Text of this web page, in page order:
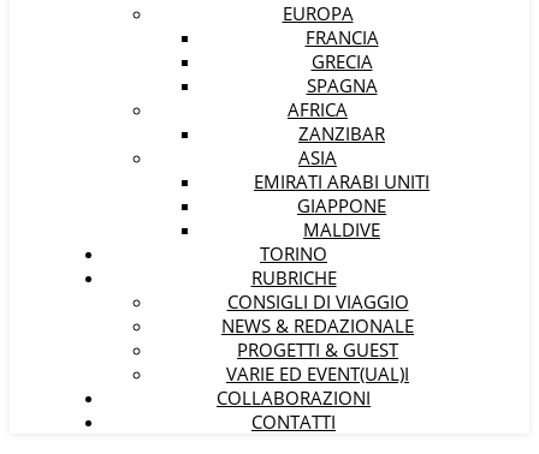
EUROPA
FRANCIA
GRECIA
SPAGNA
AFRICA
ZANZIBAR
ASIA
EMIRATI ARABI UNITI
GIAPPONE
MALDIVE
TORINO
RUBRICHE
CONSIGLI DI VIAGGIO
NEWS & REDAZIONALE
PROGETTI & GUEST
VARIE ED EVENT(UAL)I
COLLABORAZIONI
CONTATTI